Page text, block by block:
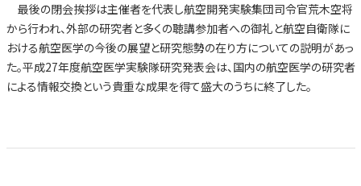
最後の閉会挨拶は主催者を代表し航空開発実験集団司令官荒木空将
から行われ、外部の研究者と多くの聴講参加者への御礼と航空自衛隊に
おける航空医学の今後の展望と研究態勢の在り方についての説明があっ
た。平成27年度航空医学実験隊研究発表会は、国内の航空医学の研究者
による情報交換という貴重な成果を得て盛大のうちに終了した。